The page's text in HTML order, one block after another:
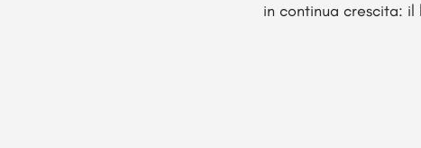
in continua crescita: il